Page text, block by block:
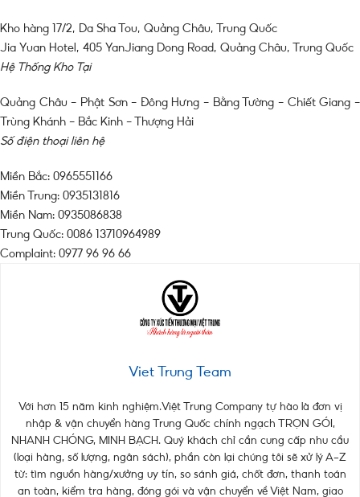
Kho hàng 17/2, Da Sha Tou, Quảng Châu, Trung Quốc
Jia Yuan Hotel, 405 YanJiang Dong Road, Quảng Châu, Trung Quốc
Hệ Thống Kho Tại
Quảng Châu – Phật Sơn – Đông Hưng – Bằng Tường – Chiết Giang –
Trùng Khánh – Bắc Kinh – Thượng Hải
Số điện thoại liên hệ
Miền Bắc: 0965551166
Miền Trung: 0935131816
Miền Nam: 0935086838
Trung Quốc: 0086 13710964989
Complaint: 0977 96 96 66
Viet Trung Team
Với hơn 15 năm kinh nghiệm.Việt Trung Company tự hào là đơn vị
nhập & vận chuyển hàng Trung Quốc chính ngạch TRỌN GÓI,
NHANH CHÓNG, MINH BẠCH. Quý khách chỉ cần cung cấp nhu cầu
(loại hàng, số lượng, ngân sách), phần còn lại chúng tôi sẽ xử lý A–Z
từ: tìm nguồn hàng/xưởng uy tín, so sánh giá, chốt đơn, thanh toán
an toàn, kiểm tra hàng, đóng gói và vận chuyển về Việt Nam, giao